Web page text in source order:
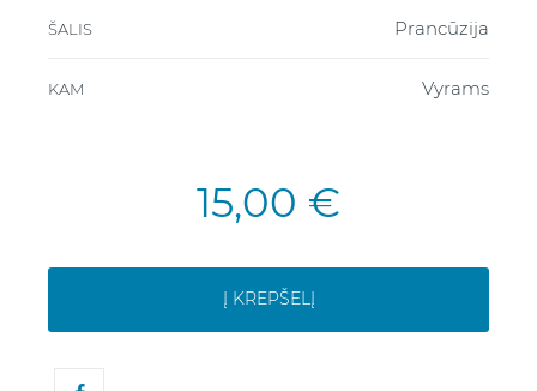
ŠALIS Prancūzija
KAM Vyrams
15,00 €
Į KREPŠELĮ